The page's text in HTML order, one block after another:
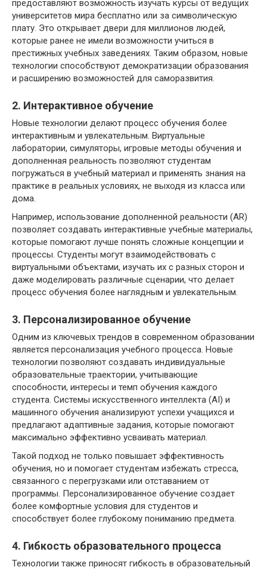
предоставляют возможность изучать курсы от ведущих
университетов мира бесплатно или за символическую
плату. Это открывает двери для миллионов людей,
которые ранее не имели возможности учиться в
престижных учебных заведениях. Таким образом, новые
технологии способствуют демократизации образования
и расширению возможностей для саморазвития.
2. Интерактивное обучение
Новые технологии делают процесс обучения более
интерактивным и увлекательным. Виртуальные
лаборатории, симуляторы, игровые методы обучения и
дополненная реальность позволяют студентам
погружаться в учебный материал и применять знания на
практике в реальных условиях, не выходя из класса или
дома.
Например, использование дополненной реальности (AR)
позволяет создавать интерактивные учебные материалы,
которые помогают лучше понять сложные концепции и
процессы. Студенты могут взаимодействовать с
виртуальными объектами, изучать их с разных сторон и
даже моделировать различные сценарии, что делает
процесс обучения более наглядным и увлекательным.
3. Персонализированное обучение
Одним из ключевых трендов в современном образовании
является персонализация учебного процесса. Новые
технологии позволяют создавать индивидуальные
образовательные траектории, учитывающие
способности, интересы и темп обучения каждого
студента. Системы искусственного интеллекта (AI) и
машинного обучения анализируют успехи учащихся и
предлагают адаптивные задания, которые помогают
максимально эффективно усваивать материал.
Такой подход не только повышает эффективность
обучения, но и помогает студентам избежать стресса,
связанного с перегрузками или отставанием от
программы. Персонализированное обучение создает
более комфортные условия для студентов и
способствует более глубокому пониманию предмета.
4. Гибкость образовательного процесса
Технологии также приносят гибкость в образовательный